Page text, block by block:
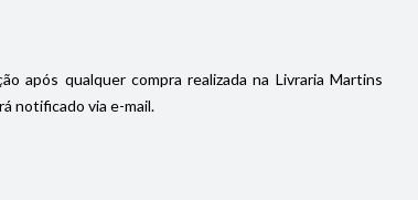
após qualquer compra realizada na Livraria Martins
notificado via e-mail.